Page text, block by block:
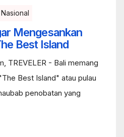
Nasional
Mengesankan
Best Island
TREVELER - Bali memang
Best Island" atau pulau
penobatan yang